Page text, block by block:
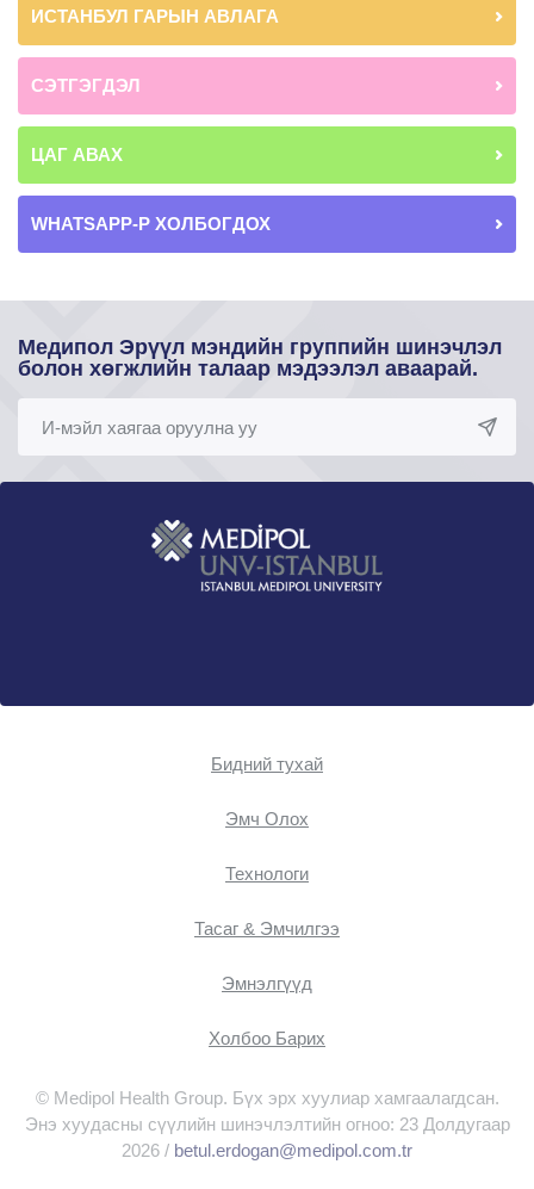
ИСТАНБУЛ ГАРЫН АВЛАГА
СЭТГЭГДЭЛ
ЦАГ АВАХ
WHATSAPP-Р ХОЛБОГДОХ
Медипол Эрүүл мэндийн группийн шинэчлэл
болон хөгжлийн талаар мэдээлэл аваарай.
Бидний тухай
Эмч Oлох
Технологи
Тасаг & Эмчилгээ
Эмнэлгүүд
Холбоо Барих
© Medipol Health Group. Бүх эрх хуулиар хамгаалагдсан.
Энэ хуудасны сүүлийн шинэчлэлтийн огноо: 23 Долдугаар
2026 / betul.erdogan@medipol.com.tr